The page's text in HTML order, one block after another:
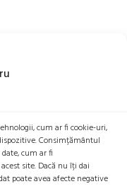
cum ar fi cookie-uri,
Consimțământul
cum ar fi
site. Dacă nu îți dai
poate avea afecte negative